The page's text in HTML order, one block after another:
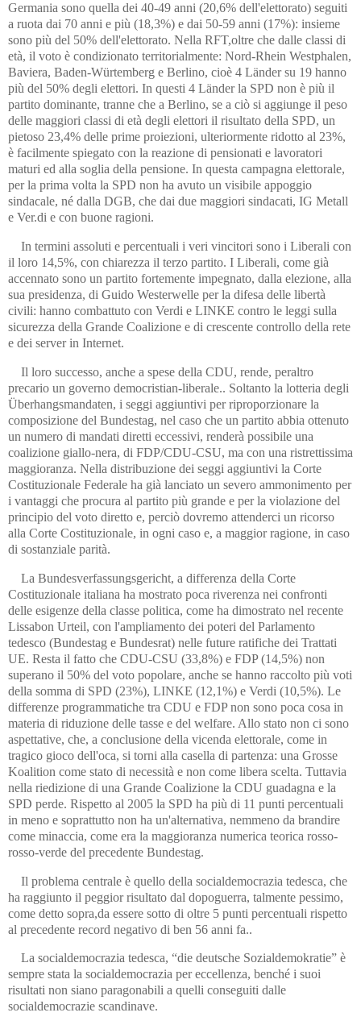
Germania sono quella dei 40-49 anni (20,6% dell'elettorato) seguiti
a ruota dai 70 anni e più (18,3%) e dai 50-59 anni (17%): insieme
sono più del 50% dell'elettorato. Nella RFT,oltre che dalle classi di
età, il voto è condizionato territorialmente: Nord-Rhein Westphalen,
Baviera, Baden-Würtemberg e Berlino, cioè 4 Länder su 19 hanno
più del 50% degli elettori. In questi 4 Länder la SPD non è più il
partito dominante, tranne che a Berlino, se a ciò si aggiunge il peso
delle maggiori classi di età degli elettori il risultato della SPD, un
pietoso 23,4% delle prime proiezioni, ulteriormente ridotto al 23%,
è facilmente spiegato con la reazione di pensionati e lavoratori
maturi ed alla soglia della pensione. In questa campagna elettorale,
per la prima volta la SPD non ha avuto un visibile appoggio
sindacale, né dalla DGB, che dai due maggiori sindacati, IG Metall
e Ver.di e con buone ragioni.
In termini assoluti e percentuali i veri vincitori sono i Liberali con
il loro 14,5%, con chiarezza il terzo partito. I Liberali, come già
accennato sono un partito fortemente impegnato, dalla elezione, alla
sua presidenza, di Guido Westerwelle per la difesa delle libertà
civili: hanno combattuto con Verdi e LINKE contro le leggi sulla
sicurezza della Grande Coalizione e di crescente controllo della rete
e dei server in Internet.
Il loro successo, anche a spese della CDU, rende, peraltro
precario un governo democristian-liberale.. Soltanto la lotteria degli
Überhangsmandaten, i seggi aggiuntivi per riproporzionare la
composizione del Bundestag, nel caso che un partito abbia ottenuto
un numero di mandati diretti eccessivi, renderà possibile una
coalizione giallo-nera, di FDP/CDU-CSU, ma con una ristrettissima
maggioranza. Nella distribuzione dei seggi aggiuntivi la Corte
Costituzionale Federale ha già lanciato un severo ammonimento per
i vantaggi che procura al partito più grande e per la violazione del
principio del voto diretto e, perciò dovremo attenderci un ricorso
alla Corte Costituzionale, in ogni caso e, a maggior ragione, in caso
di sostanziale parità.
La Bundesverfassungsgericht, a differenza della Corte
Costituzionale italiana ha mostrato poca riverenza nei confronti
delle esigenze della classe politica, come ha dimostrato nel recente
Lissabon Urteil, con l'ampliamento dei poteri del Parlamento
tedesco (Bundestag e Bundesrat) nelle future ratifiche dei Trattati
UE. Resta il fatto che CDU-CSU (33,8%) e FDP (14,5%) non
superano il 50% del voto popolare, anche se hanno raccolto più voti
della somma di SPD (23%), LINKE (12,1%) e Verdi (10,5%). Le
differenze programmatiche tra CDU e FDP non sono poca cosa in
materia di riduzione delle tasse e del welfare. Allo stato non ci sono
aspettative, che, a conclusione della vicenda elettorale, come in
tragico gioco dell'oca, si torni alla casella di partenza: una Grosse
Koalition come stato di necessità e non come libera scelta. Tuttavia
nella riedizione di una Grande Coalizione la CDU guadagna e la
SPD perde. Rispetto al 2005 la SPD ha più di 11 punti percentuali
in meno e soprattutto non ha un'alternativa, nemmeno da brandire
come minaccia, come era la maggioranza numerica teorica rosso-
rosso-verde del precedente Bundestag.
Il problema centrale è quello della socialdemocrazia tedesca, che
ha raggiunto il peggior risultato dal dopoguerra, talmente pessimo,
come detto sopra,da essere sotto di oltre 5 punti percentuali rispetto
al precedente record negativo di ben 56 anni fa..
La socialdemocrazia tedesca, “die deutsche Sozialdemokratie” è
sempre stata la socialdemocrazia per eccellenza, benché i suoi
risultati non siano paragonabili a quelli conseguiti dalle
socialdemocrazie scandinave.